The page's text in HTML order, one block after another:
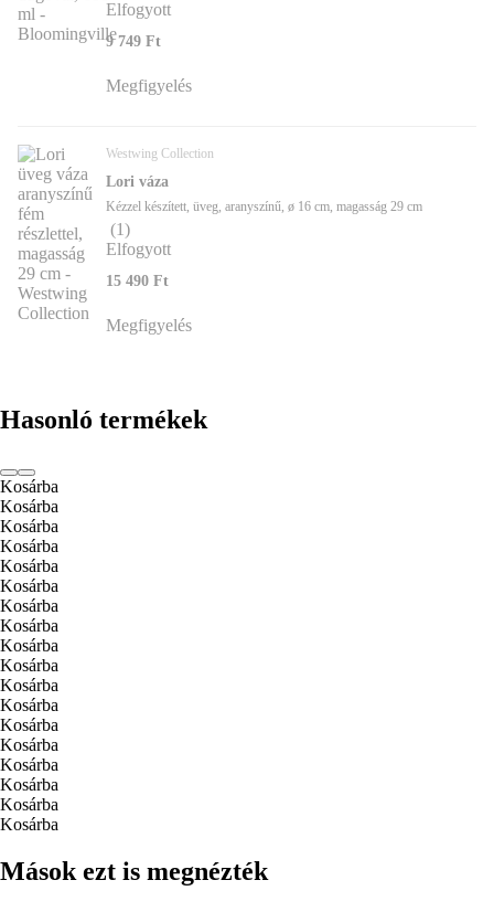
Elfogyott
9 749 Ft
Megfigyelés
Westwing Collection
Lori váza
Kézzel készített, üveg, aranyszínű, ø 16 cm, magasság 29 cm
(1)
Elfogyott
15 490 Ft
Megfigyelés
Hasonló termékek
Kosárba
Kosárba
Kosárba
Kosárba
Kosárba
Kosárba
Kosárba
Kosárba
Kosárba
Kosárba
Kosárba
Kosárba
Kosárba
Kosárba
Kosárba
Kosárba
Kosárba
Kosárba
Mások ezt is megnézték